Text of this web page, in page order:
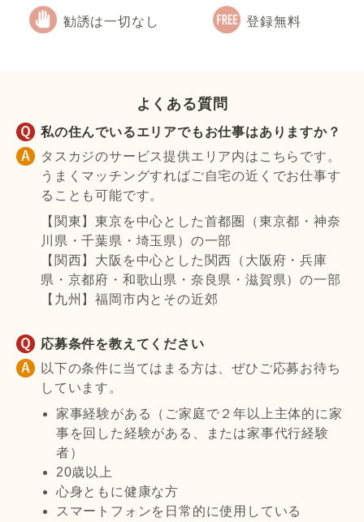
勧誘は一切なし 登録無料
よくある質問
私の住んでいるエリアでもお仕事はありますか？
タスカジのサービス提供エリア内はこちらです。
うまくマッチングすればご自宅の近くでお仕事す
ることも可能です。
【関東】東京を中心とした首都圏（東京都・神奈
川県・千葉県・埼玉県）の一部
【関西】大阪を中心とした関西（大阪府・兵庫
県・京都府・和歌山県・奈良県・滋賀県）の一部
【九州】福岡市内とその近郊
応募条件を教えてください
以下の条件に当てはまる方は、ぜひご応募お待ち
しています。
家事経験がある（ご家庭で２年以上主体的に家
事を回した経験がある、または家事代行経験
者）
20歳以上
心身ともに健康な方
スマートフォンを日常的に使用している